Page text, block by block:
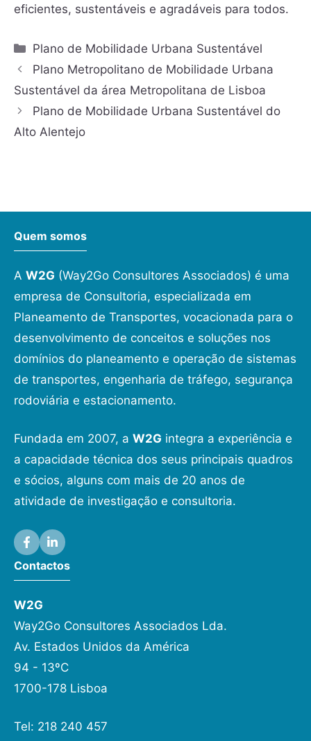
eficientes, sustentáveis e agradáveis para todos.
Plano de Mobilidade Urbana Sustentável
Plano Metropolitano de Mobilidade Urbana
Sustentável da área Metropolitana de Lisboa
Plano de Mobilidade Urbana Sustentável do
Alto Alentejo
Quem somos
A W2G (Way2Go Consultores Associados) é uma
empresa de Consultoria, especializada em
Planeamento de Transportes, vocacionada para o
desenvolvimento de conceitos e soluções nos
domínios do planeamento e operação de sistemas
de transportes, engenharia de tráfego, segurança
rodoviária e estacionamento.
Fundada em 2007, a W2G integra a experiência e
a capacidade técnica dos seus principais quadros
e sócios, alguns com mais de 20 anos de
atividade de investigação e consultoria.
Contactos
W2G
Way2Go Consultores Associados Lda.
Av. Estados Unidos da América
94 - 13ºC
1700-178 Lisboa
Tel: 218 240 457